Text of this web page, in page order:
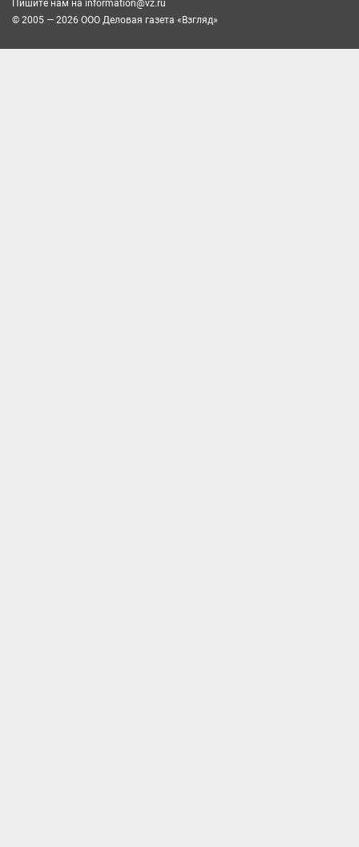
Пишите нам на information@vz.ru
© 2005 — 2026 ООО Деловая газета «Взгляд»